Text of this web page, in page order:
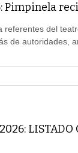
Pimpinela
del
de autoridades,
LISTADO